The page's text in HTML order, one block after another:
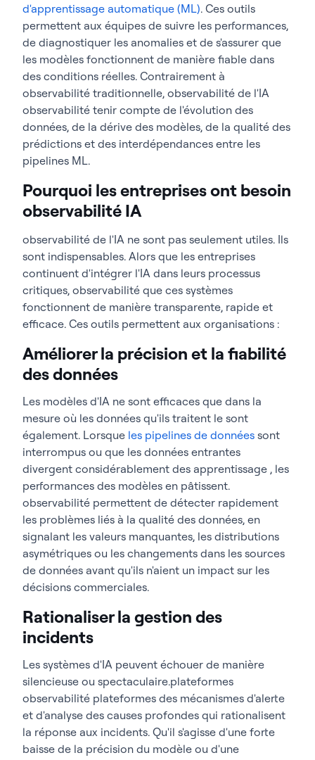
d'apprentissage automatique (ML). Ces outils
permettent aux équipes de suivre les performances,
de diagnostiquer les anomalies et de s'assurer que
les modèles fonctionnent de manière fiable dans
des conditions réelles. Contrairement à
observabilité traditionnelle, observabilité de l'IA
observabilité tenir compte de l'évolution des
données, de la dérive des modèles, de la qualité des
prédictions et des interdépendances entre les
pipelines ML.
Pourquoi les entreprises ont besoin
observabilité IA
observabilité de l'IA ne sont pas seulement utiles. Ils
sont indispensables. Alors que les entreprises
continuent d'intégrer l'IA dans leurs processus
critiques, observabilité que ces systèmes
fonctionnent de manière transparente, rapide et
efficace. Ces outils permettent aux organisations :
Améliorer la précision et la fiabilité
des données
Les modèles d'IA ne sont efficaces que dans la
mesure où les données qu'ils traitent le sont
également. Lorsque les pipelines de données sont
interrompus ou que les données entrantes
divergent considérablement des apprentissage , les
performances des modèles en pâtissent.
observabilité permettent de détecter rapidement
les problèmes liés à la qualité des données, en
signalant les valeurs manquantes, les distributions
asymétriques ou les changements dans les sources
de données avant qu'ils n'aient un impact sur les
décisions commerciales.
Rationaliser la gestion des
incidents
Les systèmes d'IA peuvent échouer de manière
silencieuse ou spectaculaire.plateformes
observabilité plateformes des mécanismes d'alerte
et d'analyse des causes profondes qui rationalisent
la réponse aux incidents. Qu'il s'agisse d'une forte
baisse de la précision du modèle ou d'une